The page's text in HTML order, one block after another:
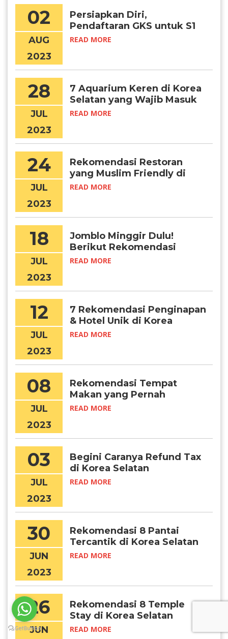
02
AUG
2023
Persiapkan Diri,
Pendaftaran GKS untuk S1
Hampir Dimulai!
READ MORE
28
JUL
2023
7 Aquarium Keren di Korea
Selatan yang Wajib Masuk
Bucketlist
READ MORE
24
JUL
2023
Rekomendasi Restoran
yang Muslim Friendly di
Korea
READ MORE
18
JUL
2023
Jomblo Minggir Dulu!
Berikut Rekomendasi
Tempat Nge-date di Seoul!
READ MORE
12
JUL
2023
7 Rekomendasi Penginapan
& Hotel Unik di Korea
Selatan
READ MORE
08
JUL
2023
Rekomendasi Tempat
Makan yang Pernah
Dikunjungi Idol Kpop
READ MORE
03
JUL
2023
Begini Caranya Refund Tax
di Korea Selatan
READ MORE
30
JUN
2023
Rekomendasi 8 Pantai
Tercantik di Korea Selatan
READ MORE
26
JUN
Rekomendasi 8 Temple
Stay di Korea Selatan
READ MORE